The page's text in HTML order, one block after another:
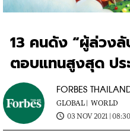
13 คนดัง “ผู้ล่วงลั
ตอบแทนสูงสุด ปร
FORBES
GLOBAL | WORLD
03 NOV 2021 |